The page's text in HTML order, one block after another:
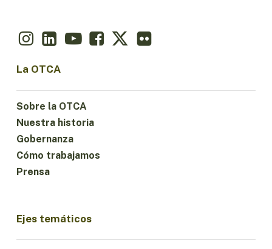
La OTCA
Sobre la OTCA
Nuestra historia
Gobernanza
Cómo trabajamos
Prensa
Ejes temáticos